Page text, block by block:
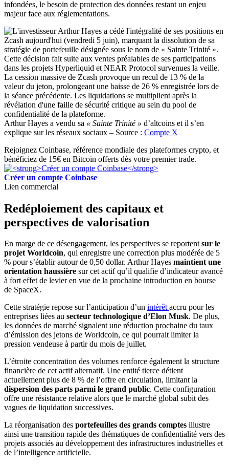
infondées, le besoin de protection des données restant un enjeu
majeur face aux réglementations.
Arthur Hayes a vendu sa « Sainte Trinité » d’altcoins et il s’en
explique sur les réseaux sociaux – Source : Compte X
Rejoignez Coinbase, référence mondiale des plateformes crypto, et
bénéficiez de 15€ en Bitcoin offerts dès votre premier trade.
Créer un compte Coinbase
Lien commercial
Redéploiement des capitaux et
perspectives de valorisation
En marge de ce désengagement, les perspectives se reportentsur le
projet Worldcoin, qui enregistre une correction plus modérée de 5
% pour s’établir autour de 0,50 dollar. Arthur Hayes maintient une
orientation haussière sur cet actif qu’il qualifie d’indicateur avancé
à fort effet de levier en vue de la prochaine introduction en bourse
de SpaceX.
Cette stratégie repose sur l’anticipation d’un intérêtaccru pour les
entreprises liées au secteur technologique d’Elon Musk. De plus,
les données de marché signalent une réduction prochaine du taux
d’émission des jetons de Worldcoin, ce qui pourrait limiter la
pression vendeuse à partir du mois de juillet.
L’étroite concentration des volumes renforce également la structure
financière de cet actif alternatif. Une entité tierce détient
actuellement plus de 8 % de l’offre en circulation, limitant la
dispersion des parts parmi le grand public. Cette configuration
offre une résistance relative alors que le marché global subit des
vagues de liquidation successives.
La réorganisation des portefeuilles des grands comptes illustre
ainsi une transition rapide des thématiques de confidentialité vers des
projets associés au développement des infrastructures industrielles et
de l’intelligence artificielle.